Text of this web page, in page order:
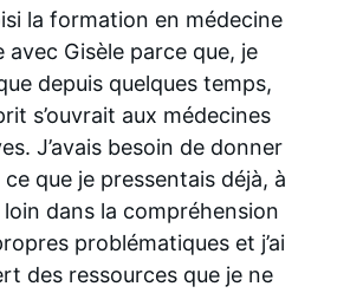
la formation en médecine
avec Gisèle parce que, je
depuis quelques temps,
s’ouvrait aux médecines
J’avais besoin de donner
ce que je pressentais déjà, à
loin dans la compréhension
problématiques et j’ai
des ressources que je ne